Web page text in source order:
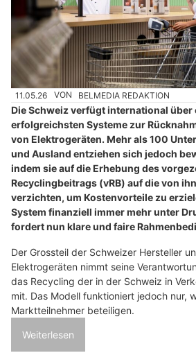
11.05.26 VON BELMEDIA REDAKTION
Die Schweiz verfügt international über
erfolgreichsten Systeme zur
von Elektrogeräten. Mehr als 100
und Ausland entziehen sich jedoch
indem sie auf die Erhebung des
Recyclingbeitrags (vRB) auf die von
verzichten, um Kostenvorteile zu
System finanziell immer mehr unter
fordert nun klare und faire
Der Grossteil der Schweizer Hersteller
Elektrogeräten nimmt seine
das Recycling der in der Schweiz in
mit. Das Modell funktioniert jedoch nur,
Marktteilnehmer beteiligen.
Weiterlesen